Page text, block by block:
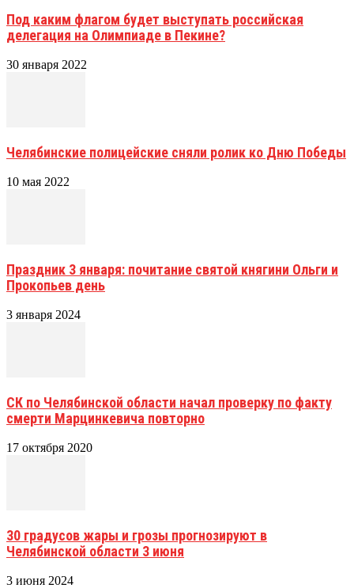
Под каким флагом будет выступать российская
делегация на Олимпиаде в Пекине?
30 января 2022
Челябинские полицейские сняли ролик ко Дню Победы
10 мая 2022
Праздник 3 января: почитание святой княгини Ольги и
Прокопьев день
3 января 2024
СК по Челябинской области начал проверку по факту
смерти Марцинкевича повторно
17 октября 2020
30 градусов жары и грозы прогнозируют в
Челябинской области 3 июня
3 июня 2024